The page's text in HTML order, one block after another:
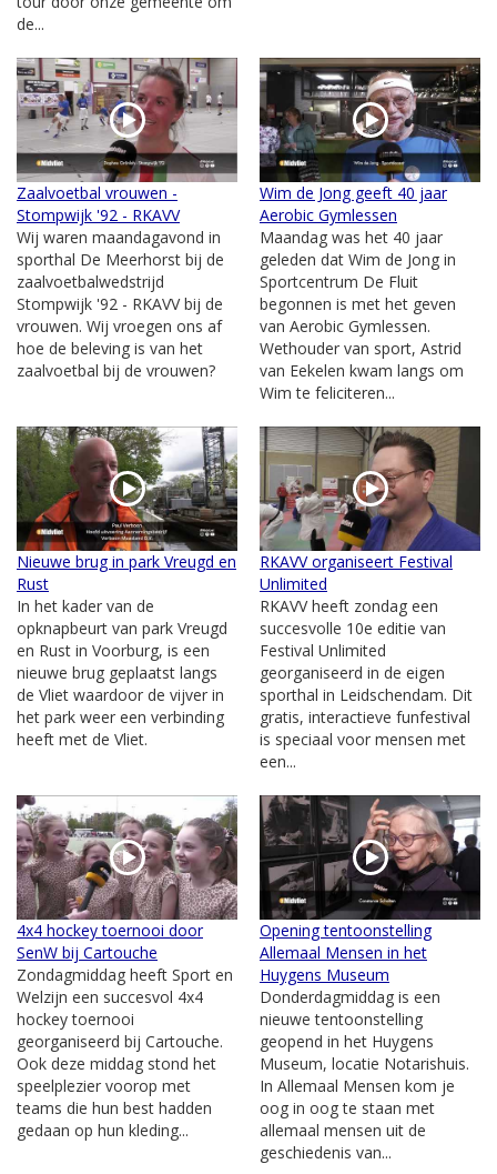
de...
Zaalvoetbal vrouwen -
Stompwijk '92 - RKAVV
Wij waren maandagavond in
sporthal De Meerhorst bij de
zaalvoetbalwedstrijd
Stompwijk '92 - RKAVV bij de
vrouwen. Wij vroegen ons af
hoe de beleving is van het
zaalvoetbal bij de vrouwen?
Wim de Jong geeft 40 jaar
Aerobic Gymlessen
Maandag was het 40 jaar
geleden dat Wim de Jong in
Sportcentrum De Fluit
begonnen is met het geven
van Aerobic Gymlessen.
Wethouder van sport, Astrid
van Eekelen kwam langs om
Wim te feliciteren...
Nieuwe brug in park Vreugd en
Rust
In het kader van de
opknapbeurt van park Vreugd
en Rust in Voorburg, is een
nieuwe brug geplaatst langs
de Vliet waardoor de vijver in
het park weer een verbinding
heeft met de Vliet.
RKAVV organiseert Festival
Unlimited
RKAVV heeft zondag een
succesvolle 10e editie van
Festival Unlimited
georganiseerd in de eigen
sporthal in Leidschendam. Dit
gratis, interactieve funfestival
is speciaal voor mensen met
een...
4x4 hockey toernooi door
SenW bij Cartouche
Zondagmiddag heeft Sport en
Welzijn een succesvol 4x4
hockey toernooi
georganiseerd bij Cartouche.
Ook deze middag stond het
speelplezier voorop met
teams die hun best hadden
gedaan op hun kleding...
Opening tentoonstelling
Allemaal Mensen in het
Huygens Museum
Donderdagmiddag is een
nieuwe tentoonstelling
geopend in het Huygens
Museum, locatie Notarishuis.
In Allemaal Mensen kom je
oog in oog te staan met
allemaal mensen uit de
geschiedenis van...